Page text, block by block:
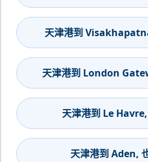
天津港到
天津港到 London
天津港到 Le
天津港到 Aden,